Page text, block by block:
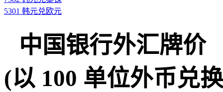
5301 韩元兑欧元
中国银行外汇牌价
(以 100 单位外币兑